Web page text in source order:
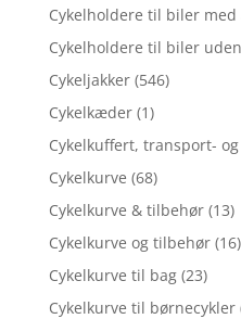
Cykelholdere til biler
Cykelholdere til biler
Cykeljakker (546)
Cykelkæder (1)
Cykelkuffert, transport-
Cykelkurve (68)
Cykelkurve & tilbehør (13)
Cykelkurve og tilbehør (16)
Cykelkurve til bag (23)
Cykelkurve til børnecykler